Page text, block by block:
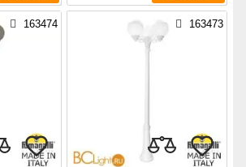
163474 163473